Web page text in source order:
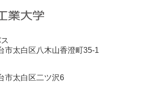
市太白区八木山香澄町35-1
市太白区二ツ沢6